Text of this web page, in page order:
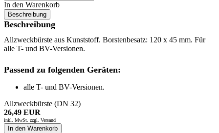
In den Warenkorb
Beschreibung
Beschreibung
Allzweckbürste aus Kunststoff. Borstenbesatz: 120 x 45 mm. Für
alle T- und BV-Versionen.
Passend zu folgenden Geräten:
alle T- und BV-Versionen.
Allzweckbürste (DN 32)
26,49 EUR
inkl. MwSt. zzgl. Versand
In den Warenkorb